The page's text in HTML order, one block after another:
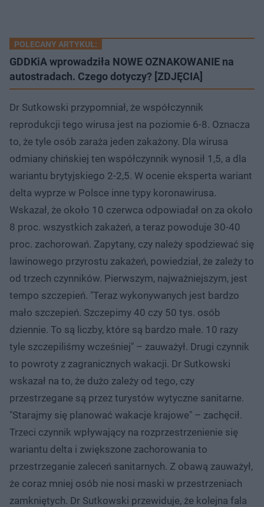
POLECANY ARTYKUŁ:
GDDKiA wprowadziła NOWE OZNAKOWANIE na
autostradach. Czego dotyczy? [ZDJĘCIA]
Dr Sutkowski przypomniał, że współczynnik
reprodukcji tego wirusa jest na poziomie 6-8. Oznacza
to, że tyle osób zaraża jeden zakażony. Dla wirusa
odmiany chińskiej ten współczynnik wynosił 1,5, a dla
wariantu brytyjskiego 2-2,5. W ocenie eksperta wariant
delta wyprze w Polsce inne typy koronawirusa.
Wskazał, że około 10 czerwca odpowiadał on za około
8 proc. wszystkich zakażeń, a teraz powoduje 30-40
proc. zachorowań. Zapytany, czy należy spodziewać się
lawinowego przyrostu zakażeń, powiedział, że zależy to
od trzech czynników. Pierwszym, najważniejszym, jest
tempo szczepień. "Teraz wykonywanych jest bardzo
mało szczepień. Szczepimy 40 czy 50 tys. osób
dziennie. To są liczby, które są bardzo małe. 10 razy
tyle szczepiliśmy wcześniej" – zauważył. Drugi czynnik
to powroty z zagranicznych wakacji. Dr Sutkowski
wskazał na to, że dużo zależy od tego, czy
przestrzegane są przez turystów wytyczne sanitarne.
"Starajmy się planować wakacje krajowe" – zachęcił.
Trzeci czynnik wpływający na rozprzestrzenienie się
wariantu delta i zwiększone zachorowania to
przestrzeganie zaleceń sanitarnych. Z obawą zauważył,
że coraz mniej osób nie nosi maski w przestrzeniach
zamkniętych. Dr Sutkowski przewiduje, że kolejna fala